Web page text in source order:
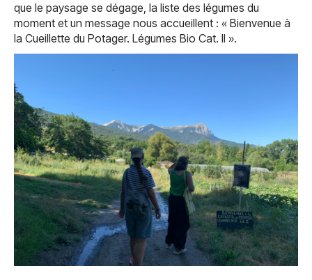
que le paysage se dégage, la liste des légumes du
moment et un message nous accueillent : « Bienvenue à
la Cueillette du Potager. Légumes Bio Cat. II ».